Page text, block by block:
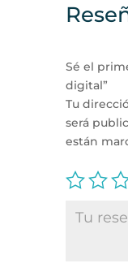
Sé el
digital”
Tu
será
están